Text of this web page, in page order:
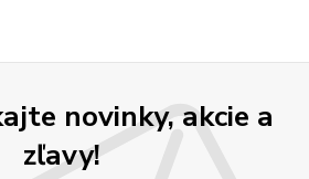
novinky, akcie a
zľavy!